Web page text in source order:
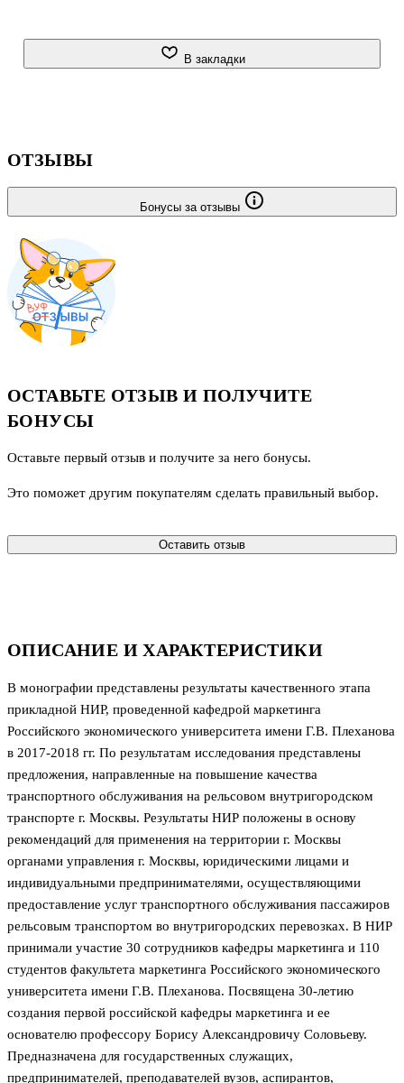
органами управления г. Москвы, юридическими лицами и
В закладки
ОПИСАНИЕ И ХАРАКТЕРИСТИКИ
В монографии представлены результаты качественного этапа
прикладной НИР, проведенной кафедрой маркетинга
Российского экономического университета имени Г.В. Плеханова
в 2017-2018 гг. По результатам исследования представлены
предложения, направленные на повышение качества
транспортного обслуживания на рельсовом внутригородском
транспорте г. Москвы. Результаты НИР положены в основу
рекомендаций для применения на территории г. Москвы
органами управления г. Москвы, юридическими лицами и
индивидуальными предпринимателями, осуществляющими
предоставление услуг транспортного обслуживания пассажиров
рельсовым транспортом во внутригородских перевозках. В НИР
принимали участие 30 сотрудников кафедры маркетинга и 110
студентов факультета маркетинга Российского экономического
университета имени Г.В. Плеханова. Посвящена 30-летию
создания первой российской кафедры маркетинга и ее
основателю профессору Борису Александровичу Соловьеву.
Предназначена для государственных служащих,
предпринимателей, преподавателей вузов, аспирантов,
ОТЗЫВЫ
Бонусы за отзывы
ОСТАВЬТЕ ОТЗЫВ И ПОЛУЧИТЕ
БОНУСЫ
Оставьте первый отзыв и получите за него бонусы.
Это поможет другим покупателям сделать правильный выбор.
Оставить отзыв